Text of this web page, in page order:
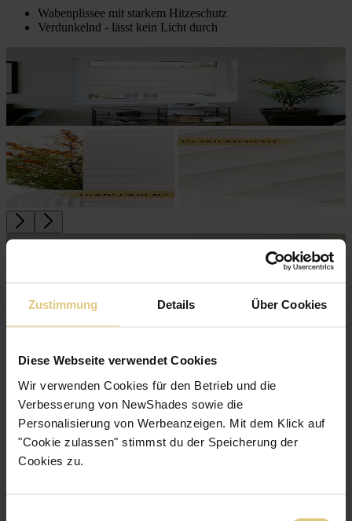
Zustimmung Details Über Cookies
Diese Webseite verwendet Cookies
Wir verwenden Cookies für den Betrieb und die
Verbesserung von NewShades sowie die
Personalisierung von Werbeanzeigen. Mit dem Klick auf
"Cookie zulassen" stimmst du der Speicherung der
Cookies zu.
Wabenplissee mit starkem Hitzeschutz
Verdunkelnd - lässt kein Licht durch
Plissee Heidelbergab CHF 66
Jetzt zum Produkt